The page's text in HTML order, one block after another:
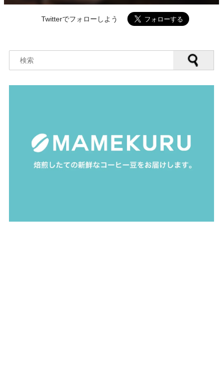
Twitterでフォローしよう